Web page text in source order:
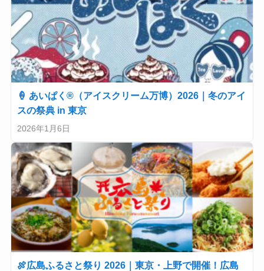
🍦 あいぱく®（アイスクリーム万博）2026｜冬のアイ
スの祭典 in 東京
2026年1月6日
🍖広島ふるさと祭り 2026｜東京・上野で開催！広島